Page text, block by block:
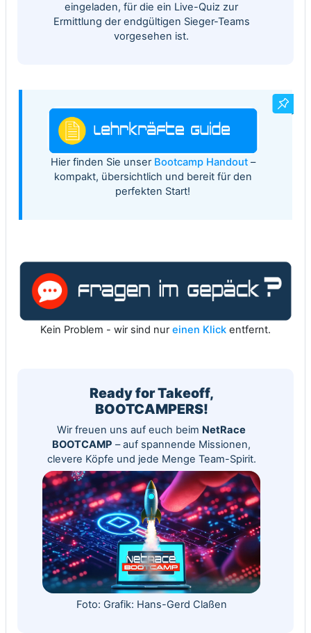
eingeladen, für die ein Live-Quiz zur
Ermittlung der endgültigen Sieger-Teams
vorgesehen ist.
Hier finden Sie unser Bootcamp Handout–
kompakt, übersichtlich und bereit für den
perfekten Start!
Kein Problem - wir sind nureinen Klick entfernt.
Ready for Takeoff,
BOOTCAMPERS!
Wir freuen uns auf euch beim NetRace
BOOTCAMP – auf spannende Missionen,
clevere Köpfe und jede Menge Team-Spirit.
Foto: Grafik: Hans-Gerd Claßen